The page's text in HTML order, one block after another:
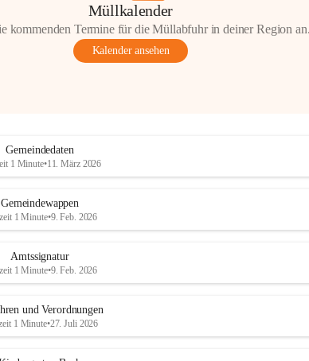
Müllkalender
kommenden Termine für die Müllabfuhr in deiner Region an.
Kalender ansehen
Gemeindedaten
1 Minute•11. März 2026
Gemeindewappen
1 Minute•9. Feb. 2026
Amtssignatur
1 Minute•9. Feb. 2026
und Verordnungen
1 Minute•27. Juli 2026